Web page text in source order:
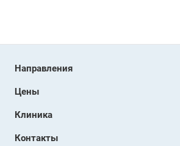
Направления
Цены
Клиника
Контакты